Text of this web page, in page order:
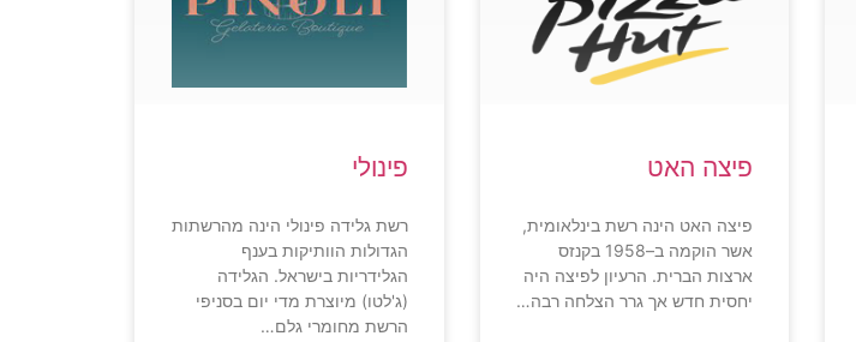
פיצה האט
פיצה האט הינה רשת בינלאומית,
אשר הוקמה ב–1958 בקנזס
ארצות הברית. הרעיון לפיצה היה
יחסית חדש אך גרר הצלחה רבה…
פינולי
רשת גלידה פינולי הינה מהרשתות
הגדולות הוותיקות בענף
הגלידריות בישראל. הגלידה
(ג'לטו) מיוצרת מדי יום בסניפי
הרשת מחומרי גלם…